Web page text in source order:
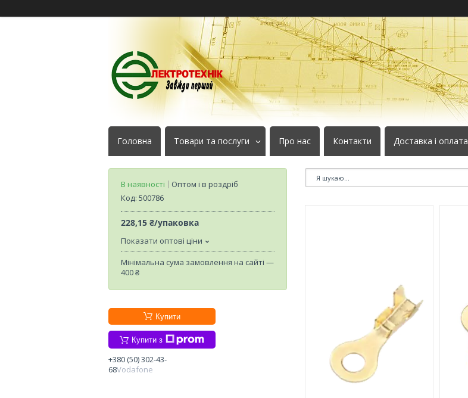
Головна Товари та послуги Про нас Контакти Доставка і оплата
В наявності
Оптом і в роздріб
Код: 500786
228,15 ₴/упаковка
Показати оптові ціни
Мінімальна сума замовлення на сайті —
400 ₴
Купити
Купити з
+380 (50) 302-43-
68Vodafone